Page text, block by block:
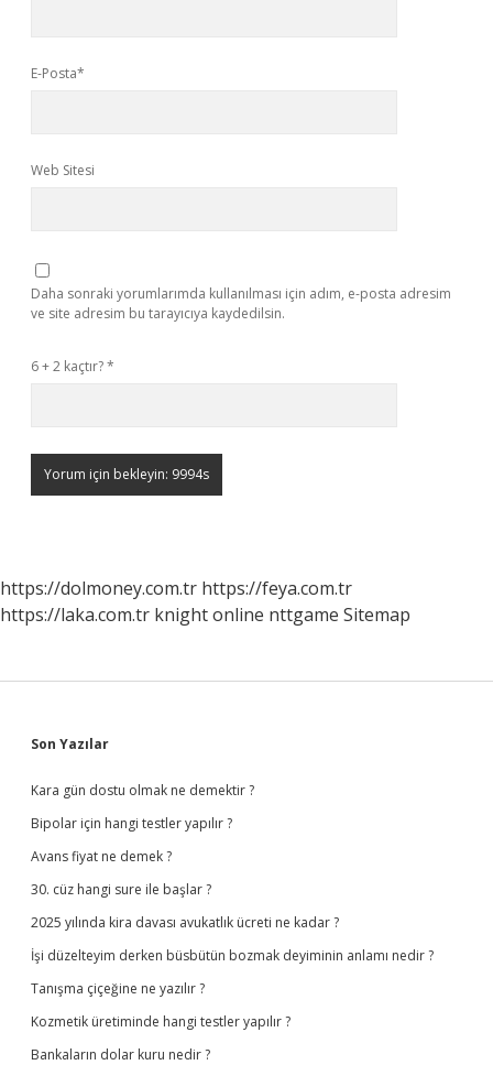
E-Posta*
Web Sitesi
Daha sonraki yorumlarımda kullanılması için adım, e-posta adresim
ve site adresim bu tarayıcıya kaydedilsin.
6 + 2 kaçtır?*
https://dolmoney.com.tr https://feya.com.tr
https://laka.com.tr knight online nttgame Sitemap
Sidebar
Son Yazılar
Kara gün dostu olmak ne demektir ?
Bipolar için hangi testler yapılır ?
Avans fiyat ne demek ?
30. cüz hangi sure ile başlar ?
2025 yılında kira davası avukatlık ücreti ne kadar ?
İşi düzelteyim derken büsbütün bozmak deyiminin anlamı nedir ?
Tanışma çiçeğine ne yazılır ?
Kozmetik üretiminde hangi testler yapılır ?
Bankaların dolar kuru nedir ?